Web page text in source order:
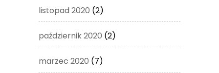
listopad 2020 (2)
październik 2020 (2)
marzec 2020 (7)